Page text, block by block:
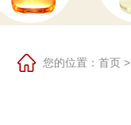
您的位置： 首页 >